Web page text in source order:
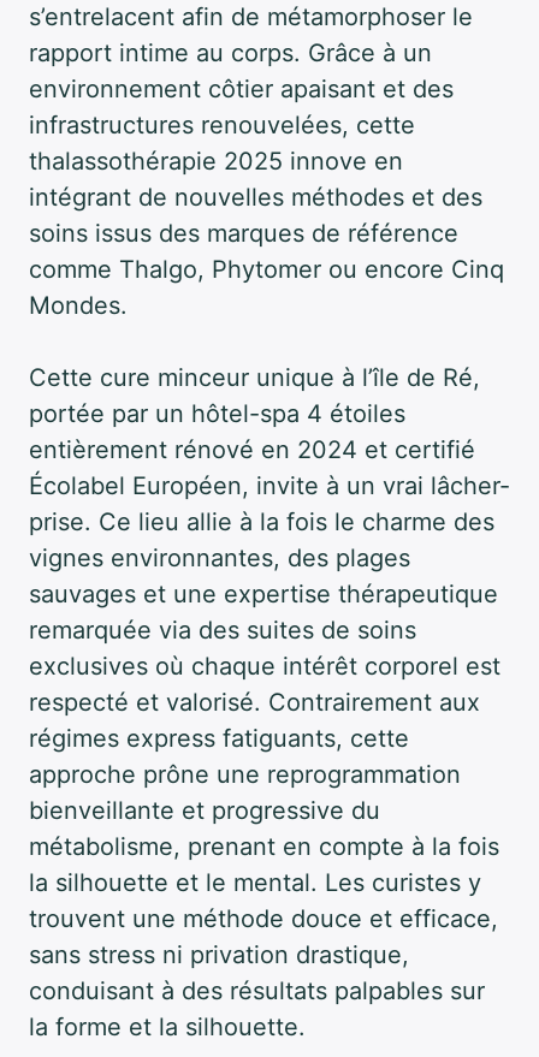
s’entrelacent afin de métamorphoser le
rapport intime au corps. Grâce à un
environnement côtier apaisant et des
infrastructures renouvelées, cette
thalassothérapie 2025 innove en
intégrant de nouvelles méthodes et des
soins issus des marques de référence
comme Thalgo, Phytomer ou encore Cinq
Mondes.
Cette cure minceur unique à l’île de Ré,
portée par un hôtel-spa 4 étoiles
entièrement rénové en 2024 et certifié
Écolabel Européen, invite à un vrai lâcher-
prise. Ce lieu allie à la fois le charme des
vignes environnantes, des plages
sauvages et une expertise thérapeutique
remarquée via des suites de soins
exclusives où chaque intérêt corporel est
respecté et valorisé. Contrairement aux
régimes express fatiguants, cette
approche prône une reprogrammation
bienveillante et progressive du
métabolisme, prenant en compte à la fois
la silhouette et le mental. Les curistes y
trouvent une méthode douce et efficace,
sans stress ni privation drastique,
conduisant à des résultats palpables sur
la forme et la silhouette.